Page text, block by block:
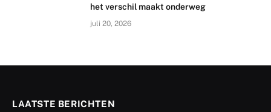
het verschil maakt onderweg
juli 20, 2026
LAATSTE BERICHTEN